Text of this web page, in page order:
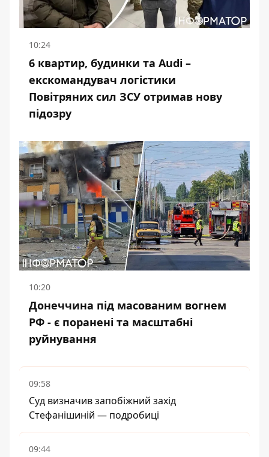
10:24
6 квартир, будинки та Audi –
екскомандувач логістики
Повітряних сил ЗСУ отримав нову
підозру
10:20
Донеччина під масованим вогнем
РФ - є поранені та масштабні
руйнування
09:58
Суд визначив запобіжний захід
Стефанішиній — подробиці
09:44